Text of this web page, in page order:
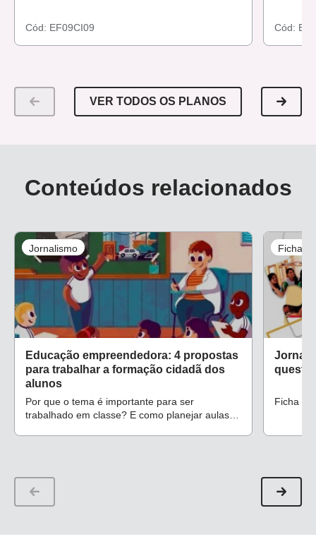
Cód: EF09CI09 Cód:
VER TODOS OS PLANOS
Conteúdos relacionados
Jornalismo
Educação empreendedora: 4 propostas
para trabalhar a formação cidadã dos
alunos
Por que o tema é importante para ser
trabalhado em classe? E como planejar aulas
Ficha
Ficha